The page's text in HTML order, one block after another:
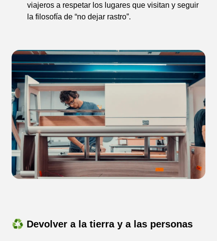
viajeros a respetar los lugares que visitan y seguir
la filosofía de “no dejar rastro”.
♻️ Devolver a la tierra y a las personas